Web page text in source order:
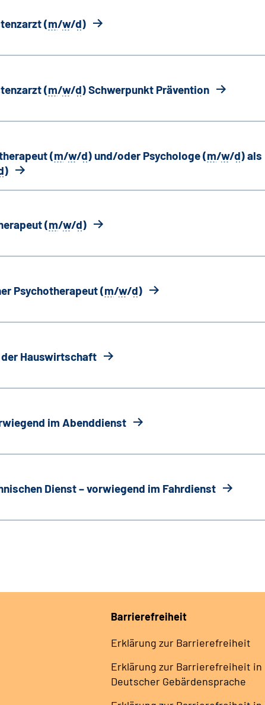
(m/w/d)
(m/w/d) Schwerpunkt Prävention
(m/w/d) und/oder Psychologe (m/w/d) als
)
(m/w/d)
Psychotherapeut (m/w/d)
der Hauswirtschaft
im Abenddienst
Dienst – vorwiegend im Fahrdienst
Barrierefreiheit
Erklärung zur Barrierefreiheit
Erklärung zur Barrierefreiheit in
Deutscher Gebärdensprache